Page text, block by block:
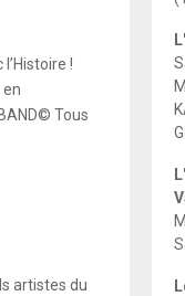
!
Tous
artistes du